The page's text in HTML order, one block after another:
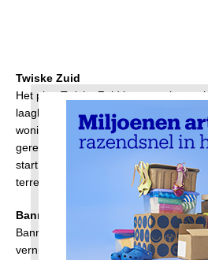
Twiske Zuid
Het plan Twiske Zuid bestaat uit
laagbouw, nieuwbouw woningen. Na
woningen worden in overleg met de
gerealiseerd. De eerste nieuwbouw is
start van de bouw van de 37 woningen
terreindeel (laatste fase) is momenteel
Banne Noord
Banne Noord bevindt zich in een fase
vernieuwing. De plannen voor de